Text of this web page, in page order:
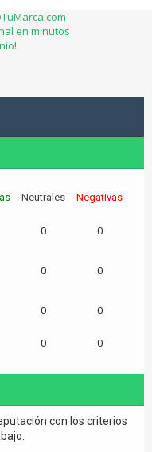
en minutos
Neutrales Negativas
0 0
0 0
0 0
0 0
con los criterios